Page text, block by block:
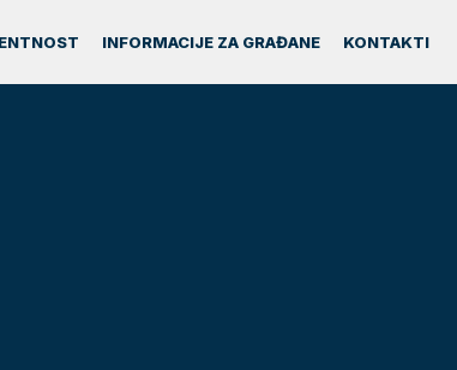
INFORMACIJE ZA GRAĐANE KONTAKTI